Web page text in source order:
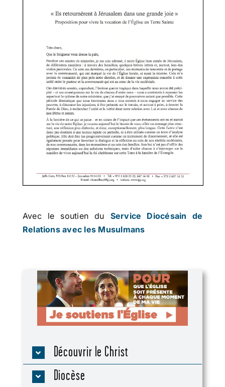
Avec le soutien du Service Diocésain de
Relations avec les Musulmans
Découvrir le Christ
Diocèse